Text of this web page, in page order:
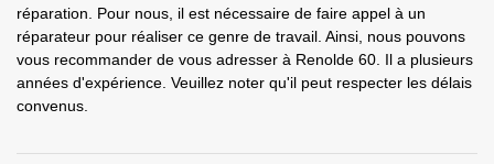
réparation. Pour nous, il est nécessaire de faire appel à un
réparateur pour réaliser ce genre de travail. Ainsi, nous pouvons
vous recommander de vous adresser à Renolde 60. Il a plusieurs
années d'expérience. Veuillez noter qu'il peut respecter les délais
convenus.